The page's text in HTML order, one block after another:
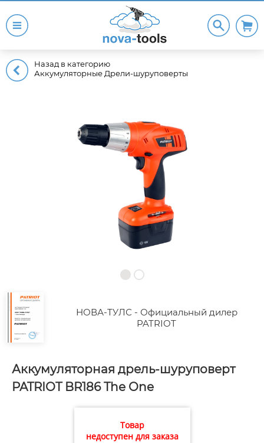
Назад в категорию
Аккумуляторные Дрели-шуруповерты
НОВА-ТУЛС - Официальный дилер
PATRIOT
Аккумуляторная дрель-шуруповерт
PATRIOT BR186 The One
Товар
недоступен для заказа